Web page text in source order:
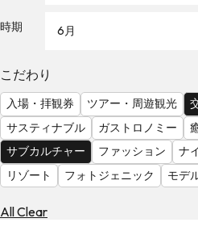
を
見
る
時期 6月
こだわり
入場・拝観券 ツアー・周遊観光
サスティナブル
ガストロノミー
サブカルチャー
ファッション
ナ
リゾート
フォトジェニック モデ
All Clear